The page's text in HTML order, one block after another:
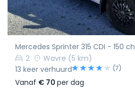
Mercedes Sprinter 315 CDI - 150 ch
2
Wavre (5 km)
13 keer verhuurd
(7)
Vanaf € 70 per dag